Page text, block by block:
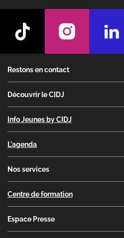
Restons en contact
Découvrir le CIDJ
Info Jeunes by CIDJ
L'agenda
Nos services
Centre de formation
Espace Presse